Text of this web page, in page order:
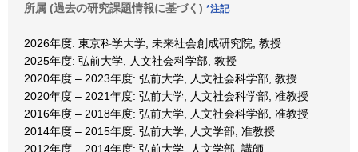
所属 (過去の研究課題情報に基づく) *注記
2026年度: 東京科学大学, 未来社会創成研究院, 教授
2025年度: 弘前大学, 人文社会科学部, 教授
2020年度 – 2023年度: 弘前大学, 人文社会科学部, 教授
2020年度 – 2021年度: 弘前大学, 人文社会科学部, 准教授
2016年度 – 2018年度: 弘前大学, 人文社会科学部, 准教授
2014年度 – 2015年度: 弘前大学, 人文学部, 准教授
2012年度 – 2014年度: 弘前大学, 人文学部, 講師